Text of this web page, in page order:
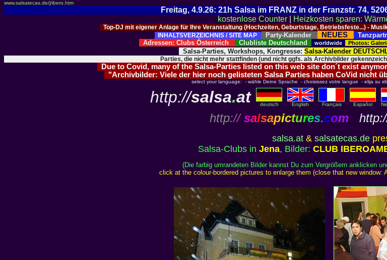
www.salsatecas.de/j/ibero.htm
Freitag, 4.9.26: 21h Salsa im FRANZ in der Franzstr. 74,
kostenlose Counter
Heizkosten sparen:
Top-DJ mit eigener Anlage für Ihre Veranstaltung (Hochzeiten, Geburtstage, Betriebsfeste...) -
INHALTSVERZEICHNIS / SITE MAP
Party-Kalender NEUES
Adressen: Clubs Österreich Clubliste Deutschland worldwide Photos:
Salsa-Parties, Workshops, Kongresse: Salsa-Kalender
Parties, die nicht mehr stattfinden (und nicht ggfs. als Archivbilder
Due to Covid, many of the Salsa-Parties listed on this web site don´t exist
"Archivbilder: Viele der hier noch gelisteten Salsa Parties haben CoVid nicht
select your language: - wähle Deine Sprache - choisissez votre langue - elija su
http://salsa.at deutsch English Français Español
http:// salsapictures.com
salsa.at & salsatecas.de
Salsa-Clubs in Jena, Bilder: CLUB
(Die farbig umrandeten Bilder kannst Du zum Vergrößern anklicken
click at the colour-bordered pictures to enlarge them (close that new window: